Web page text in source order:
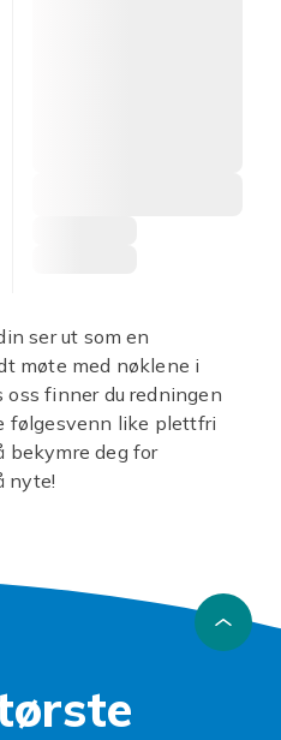
ser ut som en
møte med nøklene i
oss finner du redningen
følgesvenn like plettfri
bekymre deg for
nyte!
du et utvalg av
sørger for at skjermen
gir en
Pro 9.7 den ekstra